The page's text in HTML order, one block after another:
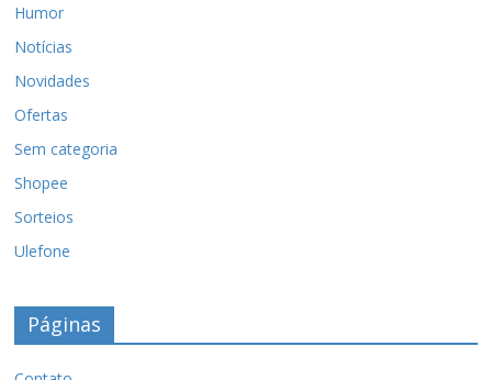
Humor
Notícias
Novidades
Ofertas
Sem categoria
Shopee
Sorteios
Ulefone
Páginas